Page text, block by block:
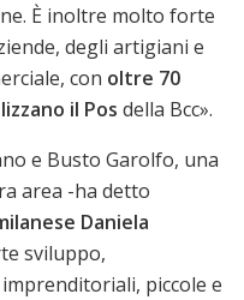
È inoltre molto forte
degli artigiani e
con oltre 70
il Pos della Bcc».
e Busto Garolfo, una
area -ha detto
Daniela
sviluppo,
piccole e